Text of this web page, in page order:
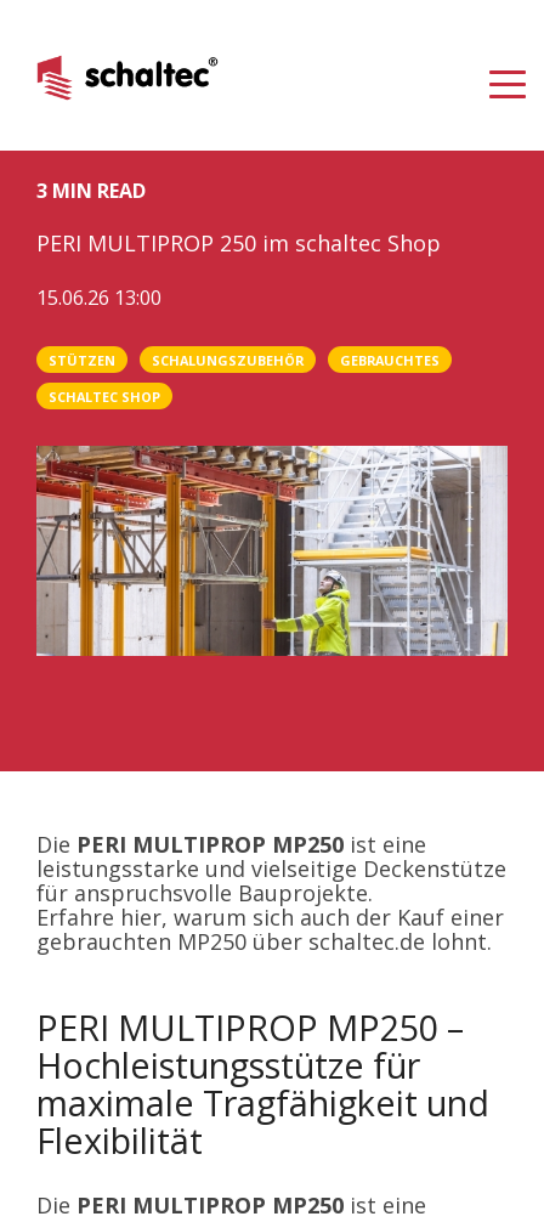
3 MIN READ
PERI MULTIPROP 250 im schaltec Shop
15.06.26 13:00
STÜTZEN SCHALUNGSZUBEHÖR
GEBRAUCHTES
SCHALTEC SHOP
Die PERI MULTIPROP MP250 ist eine
leistungsstarke und vielseitige Deckenstütze
für anspruchsvolle Bauprojekte.
Erfahre hier, warum sich auch der Kauf einer
gebrauchten MP250 über schaltec.de lohnt.
PERI MULTIPROP MP250 –
Hochleistungsstütze für
maximale Tragfähigkeit und
Flexibilität
Die PERI MULTIPROP MP250 ist eine